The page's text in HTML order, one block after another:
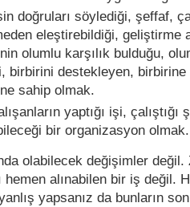
doğruları söylediği, şeffaf,
eleştirebildiği, geliştirme
olumlu karşılık bulduğu,
birbirini destekleyen, birbirine
sahip olmak.
yaptığı işi,
bir organizasyon olmak.
olabilecek değişimler
hemen alınabilen bir iş değil.
yapsanız da bunların